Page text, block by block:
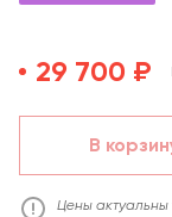
29 700 ₽
В
Цены актуальны